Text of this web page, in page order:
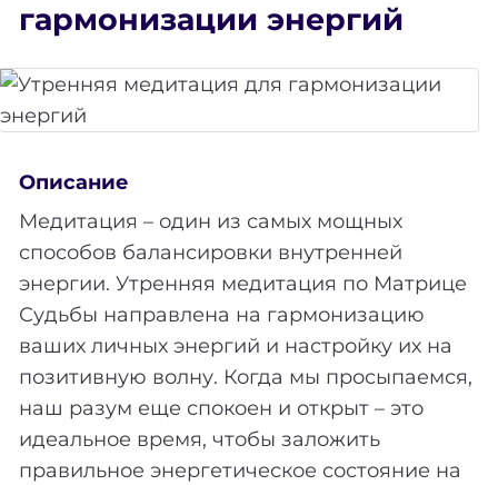
гармонизации энергий
Описание
Медитация – один из самых мощных
способов балансировки внутренней
энергии. Утренняя медитация по Матрице
Судьбы направлена на гармонизацию
ваших личных энергий и настройку их на
позитивную волну. Когда мы просыпаемся,
наш разум еще спокоен и открыт – это
идеальное время, чтобы заложить
правильное энергетическое состояние на